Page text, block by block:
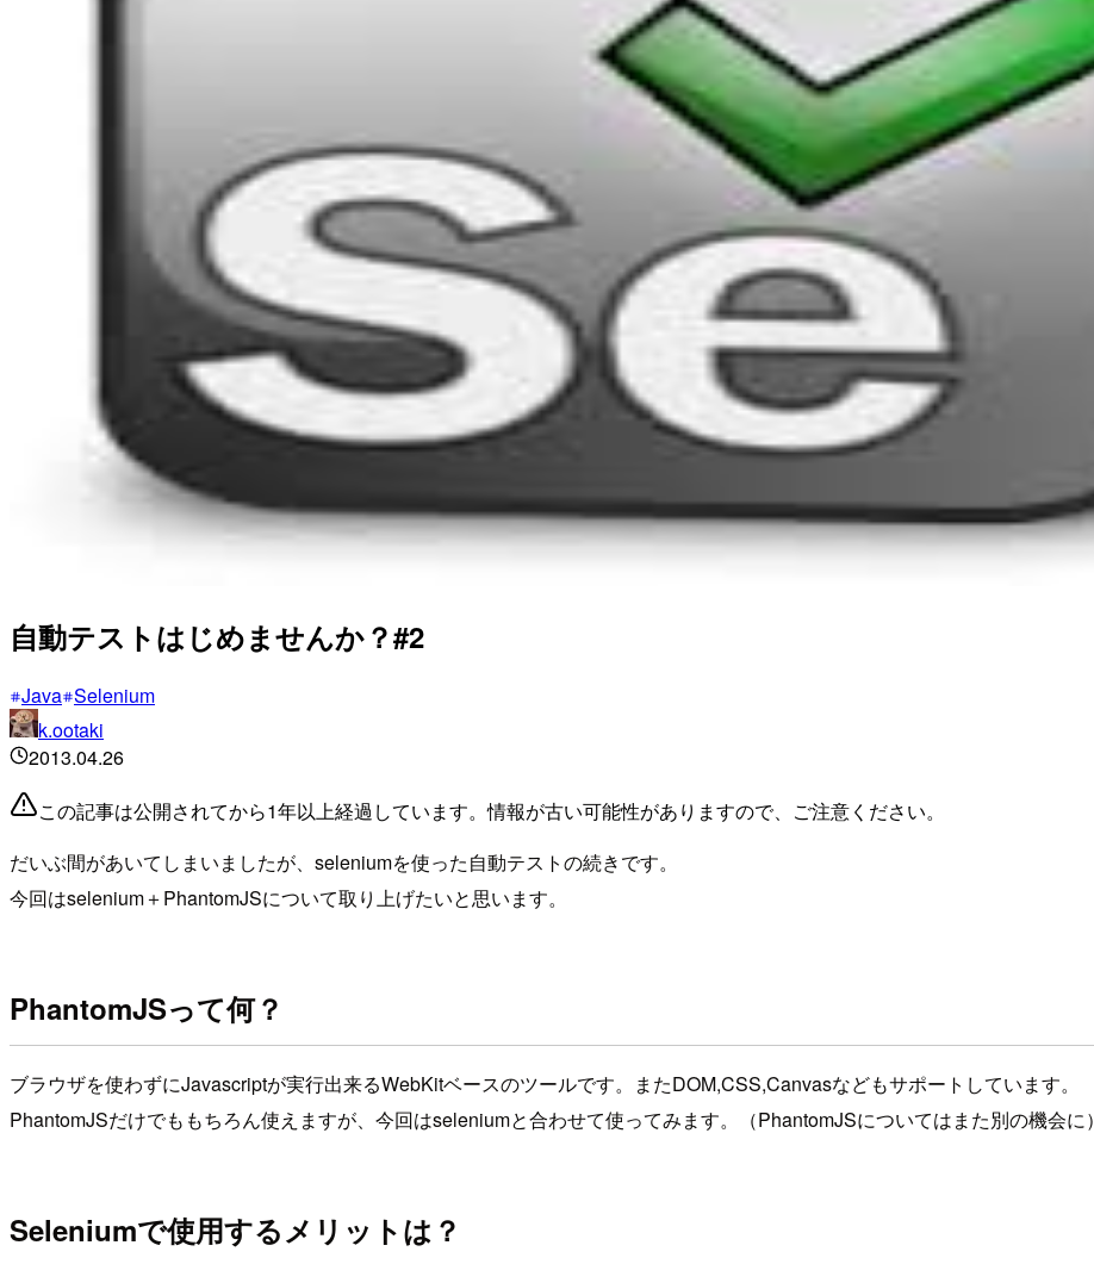
自動テストはじめませんか？#2
Java Selenium
k.ootaki
2013.04.26
この記事は公開されてから1年以上経過しています。情報が古い可能性がありますので、ご注意ください。
だいぶ間があいてしまいましたが、seleniumを使った自動テストの続きです。
今回はselenium＋PhantomJSについて取り上げたいと思います。
PhantomJSって何？
ブラウザを使わずにJavascriptが実行出来るWebKitベースのツールです。またDOM,CSS,Canvasなどもサポートしています。
PhantomJSだけでももちろん使えますが、今回はseleniumと合わせて使ってみます。（PhantomJSについてはまた別の機会に）
Seleniumで使用するメリットは？